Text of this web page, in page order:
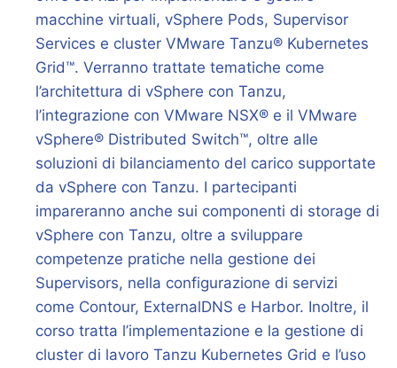
macchine virtuali, vSphere Pods, Supervisor
Services e cluster VMware Tanzu® Kubernetes
Grid™. Verranno trattate tematiche come
l’architettura di vSphere con Tanzu,
l’integrazione con VMware NSX® e il VMware
vSphere® Distributed Switch™, oltre alle
soluzioni di bilanciamento del carico supportate
da vSphere con Tanzu. I partecipanti
impareranno anche sui componenti di storage di
vSphere con Tanzu, oltre a sviluppare
competenze pratiche nella gestione dei
Supervisors, nella configurazione di servizi
come Contour, ExternalDNS e Harbor. Inoltre, il
corso tratta l’implementazione e la gestione di
cluster di lavoro Tanzu Kubernetes Grid e l’uso